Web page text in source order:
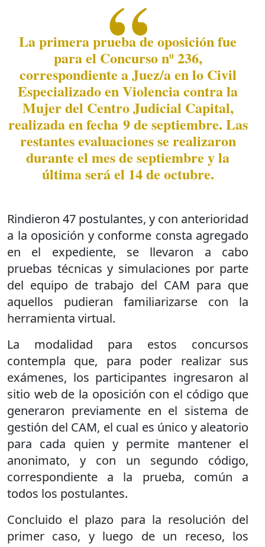
La primera prueba de oposición fue
para el Concurso nº 236,
correspondiente a Juez/a en lo Civil
Especializado en Violencia contra la
Mujer del Centro Judicial Capital,
realizada en fecha 9 de septiembre. Las
restantes evaluaciones se realizaron
durante el mes de septiembre y la
última será el 14 de octubre.
Rindieron 47 postulantes, y con anterioridad
a la oposición y conforme consta agregado
en el expediente, se llevaron a cabo
pruebas técnicas y simulaciones por parte
del equipo de trabajo del CAM para que
aquellos pudieran familiarizarse con la
herramienta virtual.
La modalidad para estos concursos
contempla que, para poder realizar sus
exámenes, los participantes ingresaron al
sitio web de la oposición con el código que
generaron previamente en el sistema de
gestión del CAM, el cual es único y aleatorio
para cada quien y permite mantener el
anonimato, y con un segundo código,
correspondiente a la prueba, común a
todos los postulantes.
Concluido el plazo para la resolución del
primer caso, y luego de un receso, los